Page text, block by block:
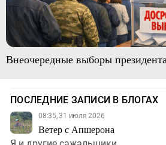
Внеочередные выборы
ПОСЛЕДНИЕ ЗАПИСИ В БЛОГАХ
08:35, 31 июля 2026
Ветер с Апшерона